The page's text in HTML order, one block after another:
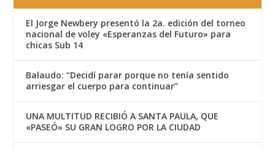
El Jorge Newbery presentó la 2a. edición del torneo
nacional de voley «Esperanzas del Futuro» para
chicas Sub 14
Balaudo: “Decidí parar porque no tenía sentido
arriesgar el cuerpo para continuar”
UNA MULTITUD RECIBIÓ A SANTA PAULA, QUE
«PASEÓ» SU GRAN LOGRO POR LA CIUDAD